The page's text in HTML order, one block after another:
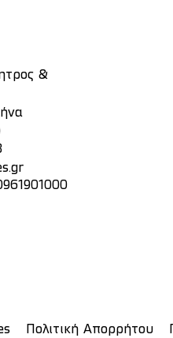
&
Πολιτική Απορρήτου